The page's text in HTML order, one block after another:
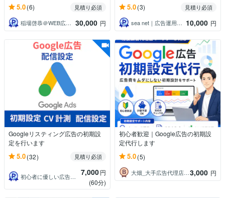
5.0(6)
見積り必須
稲場啓恭＠WEB広告＆LP制作＆MA運用
30,000 円
5.0(3)
見積り必須
sea net｜広告運用歴10年の専門家
10,000 円
Googleリスティング広告の初期設
定を行います
5.0(32) 見積り必須
初心者に優しい広告運用マスター 7,000円
(60分)
初心者歓迎｜Google広告の初期設
定代行します
5.0(5)
大畑_大手広告代理店Webマーケター 3,000 円